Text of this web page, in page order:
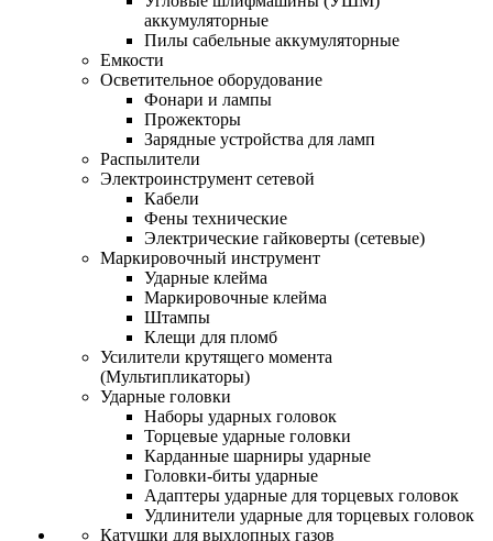
аккумуляторные
Пилы сабельные аккумуляторные
Емкости
Осветительное оборудование
Фонари и лампы
Прожекторы
Зарядные устройства для ламп
Распылители
Электроинструмент сетевой
Кабели
Фены технические
Электрические гайковерты (сетевые)
Маркировочный инструмент
Ударные клейма
Маркировочные клейма
Штампы
Клещи для пломб
Усилители крутящего момента
(Мультипликаторы)
Ударные головки
Наборы ударных головок
Торцевые ударные головки
Карданные шарниры ударные
Головки-биты ударные
Адаптеры ударные для торцевых головок
Удлинители ударные для торцевых головок
Катушки для выхлопных газов